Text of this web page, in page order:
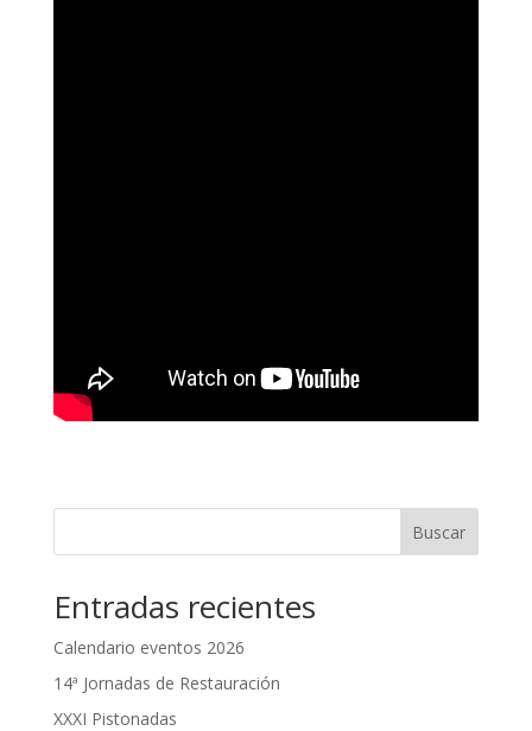
Buscar
Entradas recientes
Calendario eventos 2026
14ª Jornadas de Restauración
XXXI Pistonadas